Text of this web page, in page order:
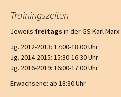
Trainingszeiten
Jeweils freitags in der GS Karl Marx:
Jg. 2012-2013: 17:00-18:00 Uhr
Jg. 2014-2015: 15:30-16:30 Uhr
Jg. 2016-2019: 16:00-17:00 Uhr
Erwachsene: ab 18:30 Uhr